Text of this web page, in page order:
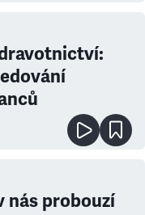
nás probouzí